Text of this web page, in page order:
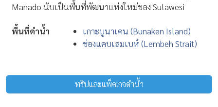
Manado นับเป็นพื้นที่พัฒนาแห่งใหม่ของ Sulawesi
พื้นที่ดำน้ำ
เกาะบูนาเคน (Bunaken Island)
ช่องแคบเลมเบห์ (Lembeh Strait)
ทริปและแพ็คเกจดำน้ำ